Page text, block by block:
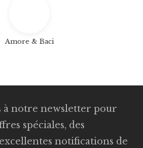
Amore & Baci
à notre newsletter pour
spéciales, des
notifications de